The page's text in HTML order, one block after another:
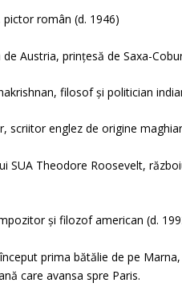
pictor român (d. 1946)
Austria, prințesă de Saxa-
filosof și politician
scriitor englez de origine
SUA Theodore Roosevelt,
și filozof american (d.
prima bătălie de pe
care avansa spre Paris.